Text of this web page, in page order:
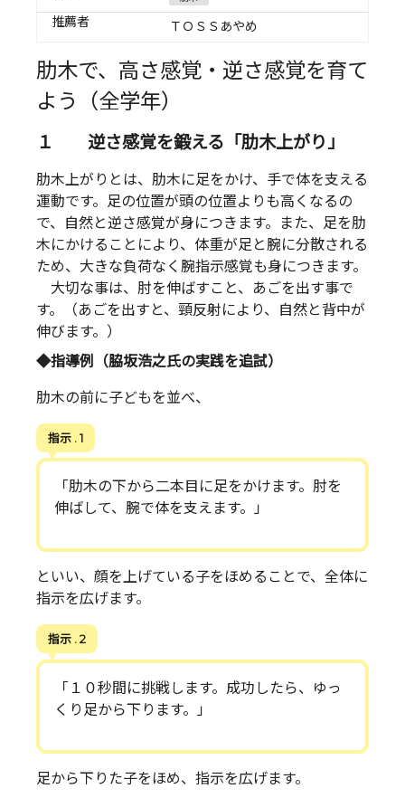
推薦者 ＴＯＳＳあやめ
肋木で、高さ感覚・逆さ感覚を育て
よう（全学年）
１ 逆さ感覚を鍛える「肋木上がり」
肋木上がりとは、肋木に足をかけ、手で体を支える
運動です。足の位置が頭の位置よりも高くなるの
で、自然と逆さ感覚が身につきます。また、足を肋
木にかけることにより、体重が足と腕に分散される
ため、大きな負荷なく腕指示感覚も身につきます。
大切な事は、肘を伸ばすこと、あごを出す事で
す。（あごを出すと、頸反射により、自然と背中が
伸びます。）
◆指導例（脇坂浩之氏の実践を追試）
肋木の前に子どもを並べ、
指示 . 1
「肋木の下から二本目に足をかけます。肘を
伸ばして、腕で体を支えます。」
といい、顔を上げている子をほめることで、全体に
指示を広げます。
指示 . 2
「１０秒間に挑戦します。成功したら、ゆっ
くり足から下ります。」
足から下りた子をほめ、指示を広げます。